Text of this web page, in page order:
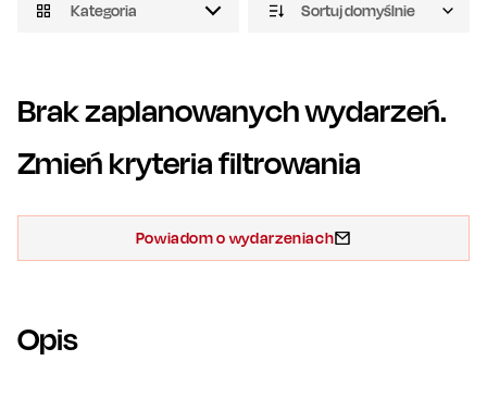
Kategoria Sortuj domyślnie
Brak zaplanowanych wydarzeń.
Zmień kryteria filtrowania
Powiadom o wydarzeniach
Opis